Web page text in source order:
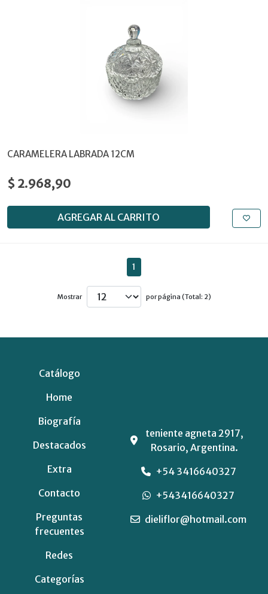
CARAMELERA LABRADA 12CM
$ 2.968,90
AGREGAR AL CARRITO
1
Mostrar por página (Total: 2)
Catálogo
Home
Biografía
Destacados
Extra
Contacto
Preguntas
frecuentes
Redes
Categorías
teniente agneta 2917,
Rosario, Argentina.
+54 3416640327
+543416640327
dieliflor@hotmail.com